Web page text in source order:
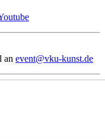
an event@vku-kunst.de